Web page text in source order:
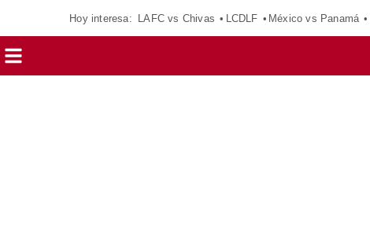
Hoy interesa: LAFC vs Chivas LCDLF México vs Panamá